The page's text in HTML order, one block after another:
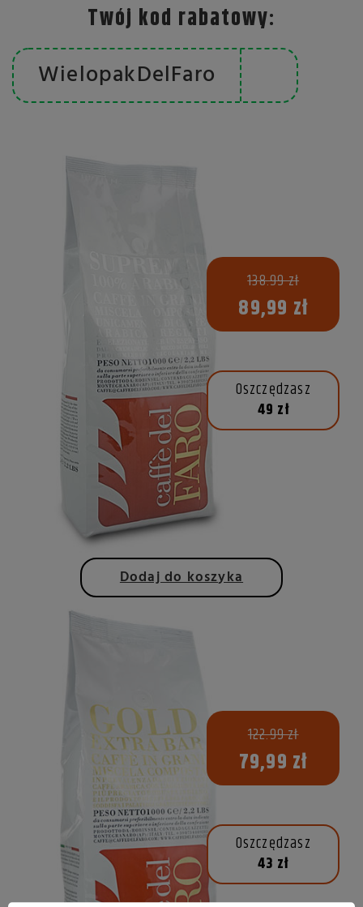
Twój kod rabatowy:
WielopakDelFaro
138.99 zł
89,99 zł
Oszczędzasz
49 zł
Dodaj do koszyka
122.99 zł
79,99 zł
Oszczędzasz
43 zł